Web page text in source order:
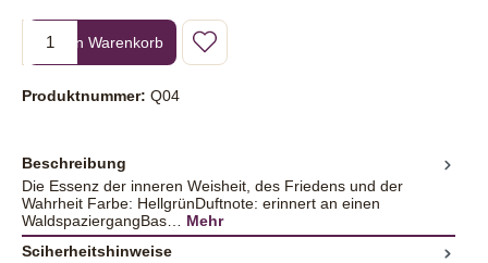
Produkt Anzahl: Gib den gewünschten Wert ein oder benutze die
In den Warenkorb
Produktnummer: Q04
Beschreibung
Die Essenz der inneren Weisheit, des Friedens und der
Wahrheit Farbe: HellgrünDuftnote: erinnert an einen
WaldspaziergangBas… Mehr
Sciherheitshinweise